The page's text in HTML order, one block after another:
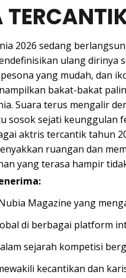
2026 sedang
ulang
yang mudah, dan
bakat-bakat
Suara terus mengalir
sosok sejati keunggulan
aktris tercantik tahun
ruangan dan
yang terasa hampir
Magazine yang
di berbagai platform
sejarah kompetisi
kecantikan dan